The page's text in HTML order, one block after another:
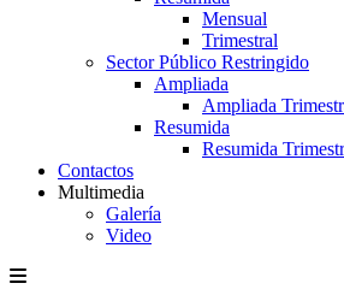
Mensual
Trimestral
Sector Público Restringido
Ampliada
Ampliada
Resumida
Resumida
Contactos
Multimedia
Galería
Video